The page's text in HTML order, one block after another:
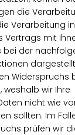
die
Verarbeitung
Vertrags mit
bei der
Widerspruchs
wir Ihre
nicht wie
sollten. Im
prüfen wir